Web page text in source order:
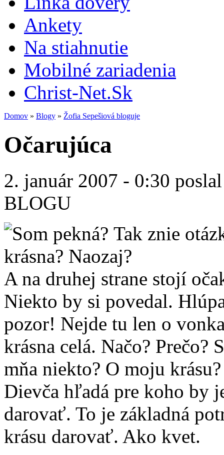
Ankety
Na stiahnutie
Mobilné zariadenia
Christ-Net.Sk
Domov » Blogy » Žofia Sepešiová bloguje
Očarujúca
2. január 2007 - 0:30
BLOGU
Som pekná? Tak znie
krásna? Naozaj?
A na druhej strane stojí
Niekto by si povedal.
pozor! Nejde tu len o
krásna celá. Načo? Prečo?
mňa niekto? O moju
Dievča hľadá pre koho by
darovať. To je základná
krásu darovať. Ako kvet.